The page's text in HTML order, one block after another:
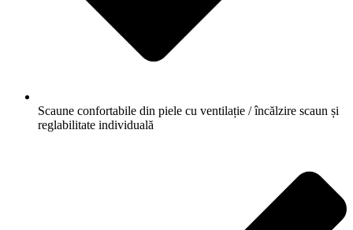
Scaune confortabile din piele cu ventilație / încălzire scaun și
reglabilitate individuală